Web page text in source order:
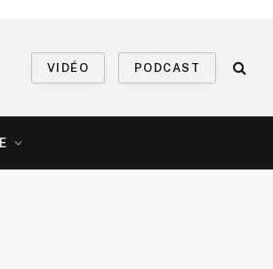
VIDÉO PODCAST